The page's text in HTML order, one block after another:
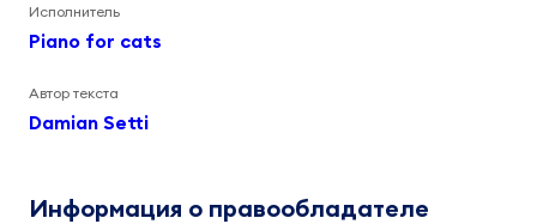
Исполнитель
Piano for cats
Автор текста
Damian Setti
Информация о правообладателе